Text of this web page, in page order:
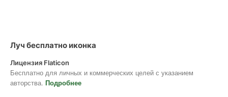
Луч бесплатно иконка
Лицензия Flaticon
Бесплатно для личных и коммерческих целей с указанием
авторства. Подробнее